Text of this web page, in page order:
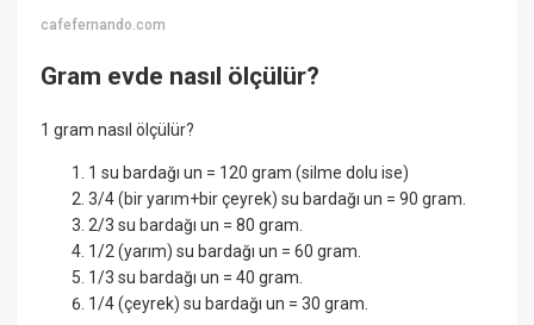
cafefernando.com
Gram evde nasıl ölçülür?
1 gram nasıl ölçülür?
1 su bardağı un = 120 gram (silme dolu ise)
3/4 (bir yarım+bir çeyrek) su bardağı un = 90 gram.
2/3 su bardağı un = 80 gram.
1/2 (yarım) su bardağı un = 60 gram.
1/3 su bardağı un = 40 gram.
1/4 (çeyrek) su bardağı un = 30 gram.